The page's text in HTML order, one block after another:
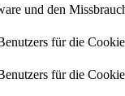
und den
für die
für die